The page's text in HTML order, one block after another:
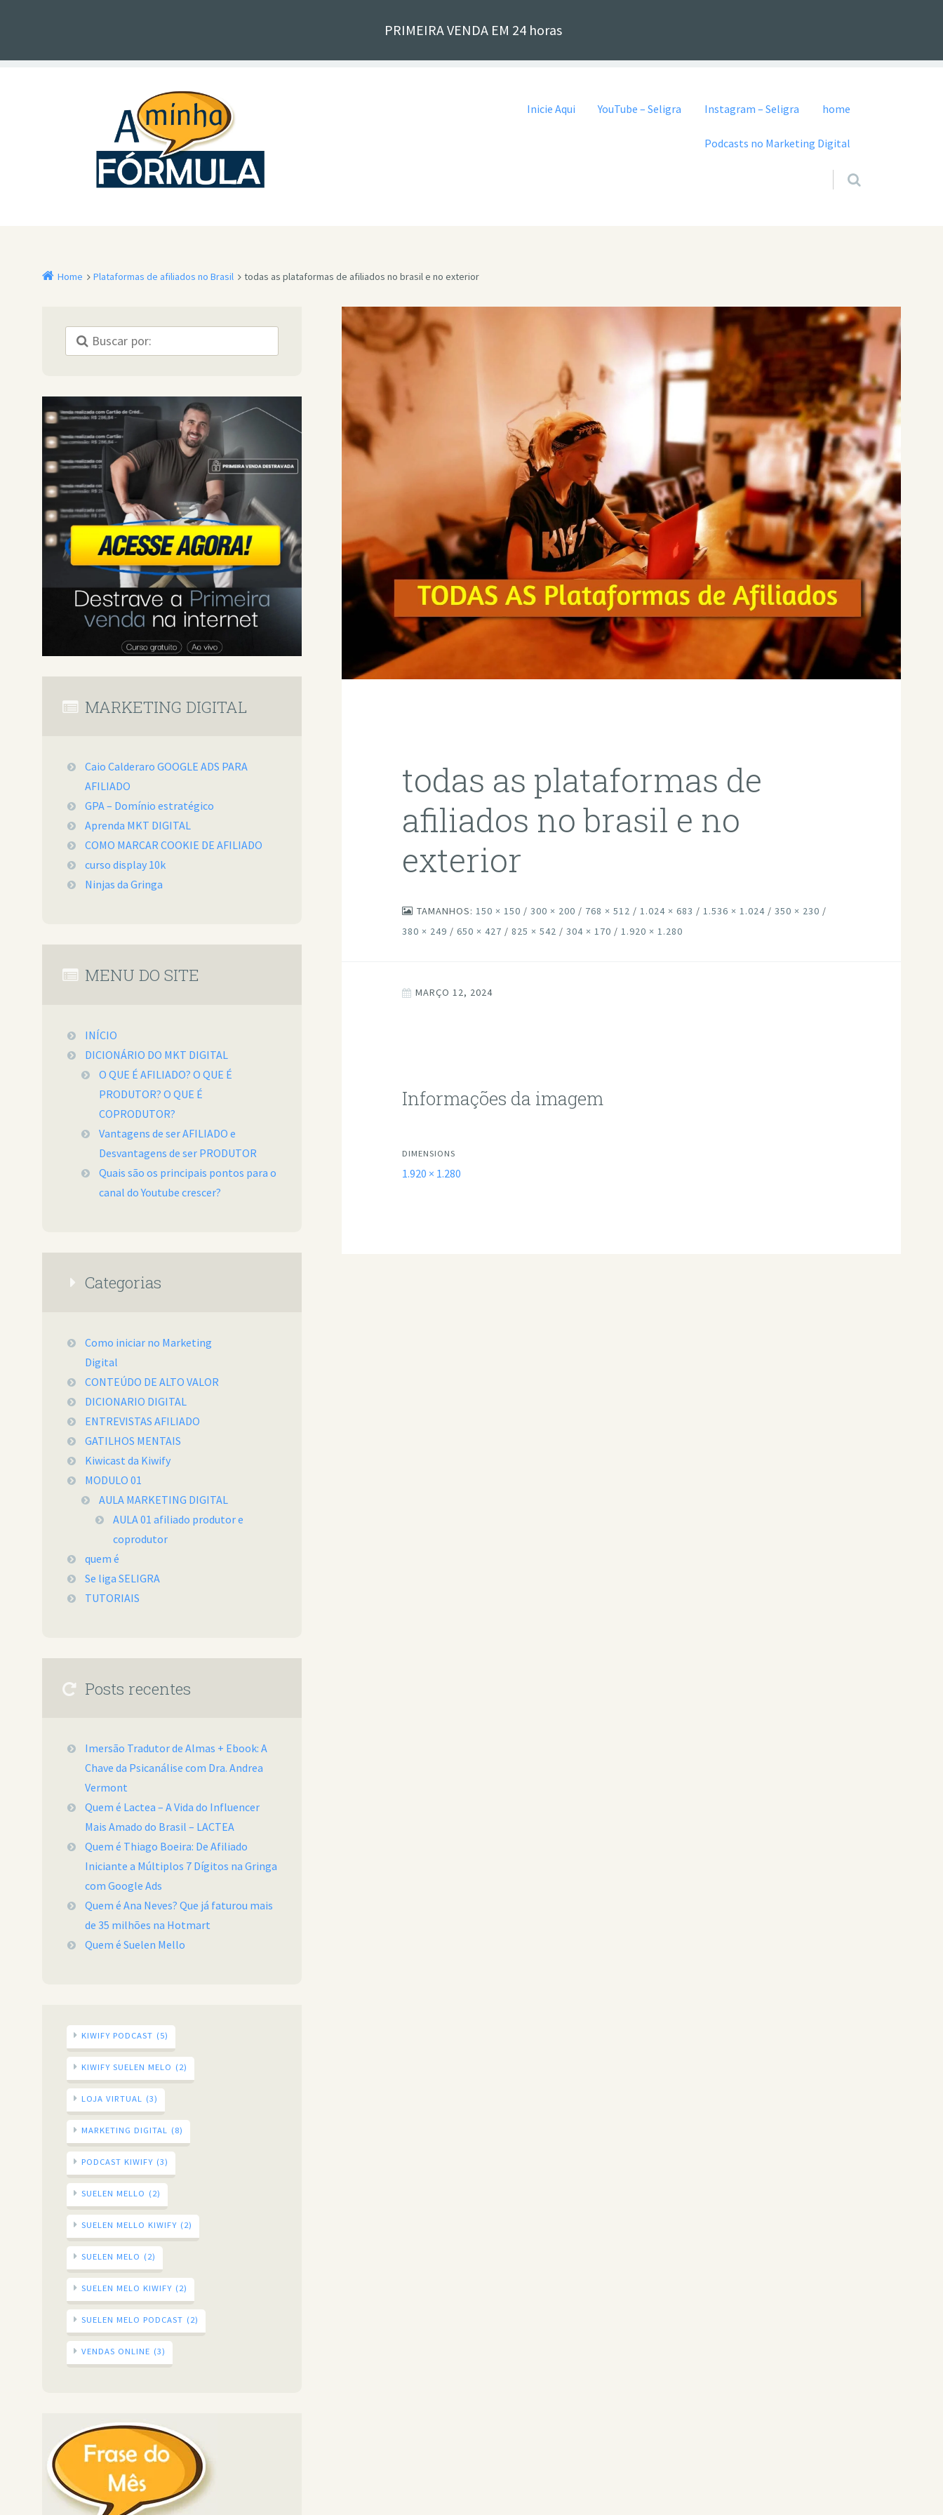
PRIMEIRA VENDA EM 24 horas
Inicie Aqui YouTube – Seligra Instagram – Seligra home
Podcasts no Marketing Digital
Home Plataformas de afiliados no Brasil todas as plataformas de afiliados no brasil e no exterior
todas as plataformas de
afiliados no brasil e no
exterior
TAMANHOS:150 × 150 / 300 × 200 / 768 × 512 / 1.024 × 683 / 1.536 × 1.024 / 350 × 230 /
380 × 249 / 650 × 427 / 825 × 542 / 304 × 170 / 1.920 × 1.280
MARÇO 12, 2024
Informações da imagem
DIMENSIONS
1.920 × 1.280
MARKETING DIGITAL
Caio Calderaro GOOGLE ADS PARA
AFILIADO
GPA – Domínio estratégico
Aprenda MKT DIGITAL
COMO MARCAR COOKIE DE AFILIADO
curso display 10k
Ninjas da Gringa
MENU DO SITE
INÍCIO
DICIONÁRIO DO MKT DIGITAL
O QUE É AFILIADO? O QUE É
PRODUTOR? O QUE É
COPRODUTOR?
Vantagens de ser AFILIADO e
Desvantagens de ser PRODUTOR
Quais são os principais pontos para o
canal do Youtube crescer?
Categorias
Como iniciar no Marketing
Digital
CONTEÚDO DE ALTO VALOR
DICIONARIO DIGITAL
ENTREVISTAS AFILIADO
GATILHOS MENTAIS
Kiwicast da Kiwify
MODULO 01
AULA MARKETING DIGITAL
AULA 01 afiliado produtor e
coprodutor
quem é
Se liga SELIGRA
TUTORIAIS
Posts recentes
Imersão Tradutor de Almas + Ebook: A
Chave da Psicanálise com Dra. Andrea
Vermont
Quem é Lactea – A Vida do Influencer
Mais Amado do Brasil – LACTEA
Quem é Thiago Boeira: De Afiliado
Iniciante a Múltiplos 7 Dígitos na Gringa
com Google Ads
Quem é Ana Neves? Que já faturou mais
de 35 milhões na Hotmart
Quem é Suelen Mello
KIWIFY PODCAST (5)
KIWIFY SUELEN MELO (2)
LOJA VIRTUAL (3)
MARKETING DIGITAL (8)
PODCAST KIWIFY (3)
SUELEN MELLO (2)
SUELEN MELLO KIWIFY (2)
SUELEN MELO (2)
SUELEN MELO KIWIFY (2)
SUELEN MELO PODCAST (2)
VENDAS ONLINE (3)